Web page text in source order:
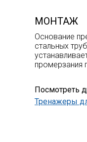
МОНТАЖ
Основание
стальных
промерзания
Посмотреть
Тренажеры